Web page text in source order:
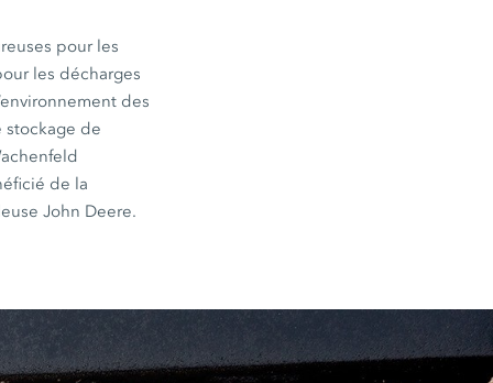
pour les
les décharges
des
stockage de
de la
John Deere.